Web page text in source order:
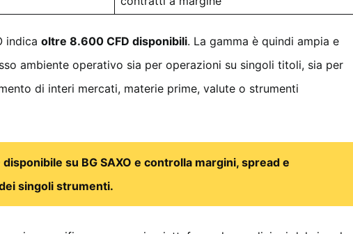
indica oltre 8.600 CFD disponibili. La gamma è quindi ampia e
ambiente operativo sia per operazioni su singoli titoli, sia per
di interi mercati, materie prime, valute o strumenti
disponibile su BG SAXO e controlla margini, spread e
singoli strumenti.